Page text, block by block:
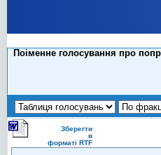
Поіменне голосування про
Зберегти
в
форматі RTF